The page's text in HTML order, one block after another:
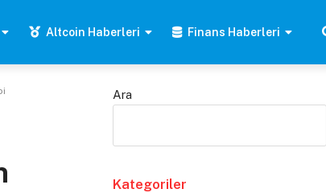
Altcoin Haberleri Finans Haberleri
Ara
Kategoriler